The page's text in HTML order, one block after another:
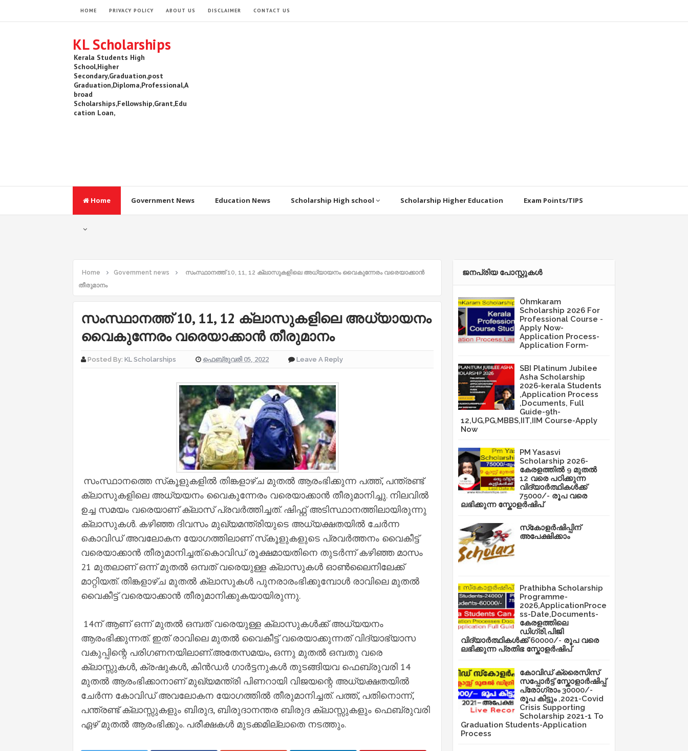
HOME PRIVACY POLICY ABOUT US DISCLAIMER CONTACT US
KL Scholarships
Kerala Students High
School,Higher
Secondary,Graduation,post
Graduation,Diploma,Professional,A
broad
Scholarships,Fellowship,Grant,Edu
cation Loan,
Home Government News Education News Scholarship High school Scholarship Higher Education Exam Points/TIPS
Home Government news
സംസ്ഥാനത്ത് 10, 11, 12 ക്ലാസുകളിലെ അധ്യായനം വൈകുന്നേരം വരെയാക്കാന്‍
തീരുമാനം
സംസ്ഥാനത്ത് 10, 11, 12 ക്ലാസുകളിലെ അധ്യായനം
വൈകുന്നേരം വരെയാക്കാന്‍ തീരുമാനം
Posted By: KL Scholarships ഫെബ്രുവരി 05, 2022 Leave A Reply
സംസ്ഥാനത്തെ സ്‌കൂളുകളില്‍ തിങ്കളാഴ്ച മുതല്‍ ആരംഭിക്കുന്ന പത്ത്, പന്ത്രണ്ട്
ക്ലാസുകളിലെ അധ്യയനം വൈകുന്നേരം വരെയാക്കാന്‍ തീരുമാനിച്ചു. നിലവില്‍
ഉച്ച സമയം വരെയാണ് ക്ലാസ് പ്രവര്‍ത്തിച്ചത്. ഷിഫ്റ്റ് അടിസ്ഥാനത്തിലായിരുന്നു
ക്ലാസുകള്‍. കഴിഞ്ഞ ദിവസം മുഖ്യമന്ത്രിയുടെ അധ്യക്ഷതയില്‍ ചേര്‍ന്ന
കൊവിഡ് അവലോകന യോഗത്തിലാണ് സ്‌കൂളുകളുടെ പ്രവര്‍ത്തനം വൈകീട്ട്
വരെയാക്കാന്‍ തീരുമാനിച്ചത്.കൊവിഡ് രൂക്ഷമായതിനെ തുടര്‍ന്ന് കഴിഞ്ഞ മാസം
21 മുതലാണ് ഒന്ന് മുതല്‍ ഒമ്പത് വരെയുള്ള ക്ലാസുകള്‍ ഓണ്‍ലൈനിലേക്ക്
മാറ്റിയത്. തിങ്കളാഴ്ച മുതല്‍ ക്ലാസുകള്‍ പുനരാരംഭിക്കുമ്പോള്‍ രാവിലെ മുതല്‍
വൈകീട്ട് വരെയാക്കാന്‍ തീരുമാനിക്കുകയായിരുന്നു.
14ന് ആണ് ഒന്ന് മുതല്‍ ഒമ്പത് വരെയുള്ള ക്ലാസുകള്‍ക്ക് അധ്യയനം
ആരംഭിക്കുന്നത്. ഇത് രാവിലെ മുതല്‍ വൈകീട്ട് വരെയാക്കുന്നത് വിദ്യാഭ്യാസ
വകുപ്പിന്റെ പരിഗണനയിലാണ്.അതേസമയം, ഒന്നു മുതല്‍ ഒമ്പതു വരെ
ക്ലാസ്സുകള്‍, ക്രഷുകള്‍, കിന്‍ഡര്‍ ഗാര്‍ട്ടനുകള്‍ തുടങ്ങിയവ ഫെബ്രുവരി 14
മുതല്‍ ആരംഭിക്കാനാണ് മുഖ്യമന്ത്രി പിണറായി വിജയന്റെ അധ്യക്ഷതയില്‍
ചേര്‍ന്ന കോവിഡ് അവലോകന യോഗത്തില്‍ തീരുമാനിച്ചത്. പത്ത്, പതിനൊന്ന്,
പന്ത്രണ്ട് ക്ലാസ്സുകളും ബിരുദ, ബിരുദാനന്തര ബിരുദ ക്ലാസ്സുകളും ഫെബ്രുവരി
ഏഴ് മുതല്‍ ആരംഭിക്കും. പരീക്ഷകള്‍ മുടക്കമില്ലാതെ നടത്തും.
ജനപ്രിയ പോസ്റ്റുകള്‍‌
Ohmkaram
Scholarship 2026 For
Professional Course -
Apply Now-
Application Process-
Application Form-
SBI Platinum Jubilee
Asha Scholarship
2026-kerala Students
,Application Process
,Documents, Full
Guide-9th-
12,UG,PG,MBBS,IIT,IIM Course-Apply
Now
PM Yasasvi
Scholarship 2026-
കേരളത്തിൽ 9 മുതൽ
12 വരെ പഠിക്കുന്ന
വിദ്യാർത്ഥികൾക്ക്
75000/- രൂപ വരെ
ലഭിക്കുന്ന സ്കോളർഷിപ്
സ്‌കോളർഷിപ്പിന്
അപേക്ഷിക്കാം
Prathibha Scholarship
Programme-
2026,ApplicationProce
ss-Date,Documents-
കേരളത്തിലെ
ഡിഗ്രി,പിജി
വിദ്യാർത്ഥികൾക്ക് 60000/- രൂപ വരെ
ലഭിക്കുന്ന പ്രതിഭ സ്കോളർഷിപ്
കോവിഡ് ക്രൈസിസ്
സപ്പോർട്ട് സ്കോളാർഷിപ്പ്
പ്രോഗ്രാം 30000/-
രൂപ കിട്ടും ,2021-Covid
Crisis Supporting
Scholarship 2021-1 To
Graduation Students-Application
Process